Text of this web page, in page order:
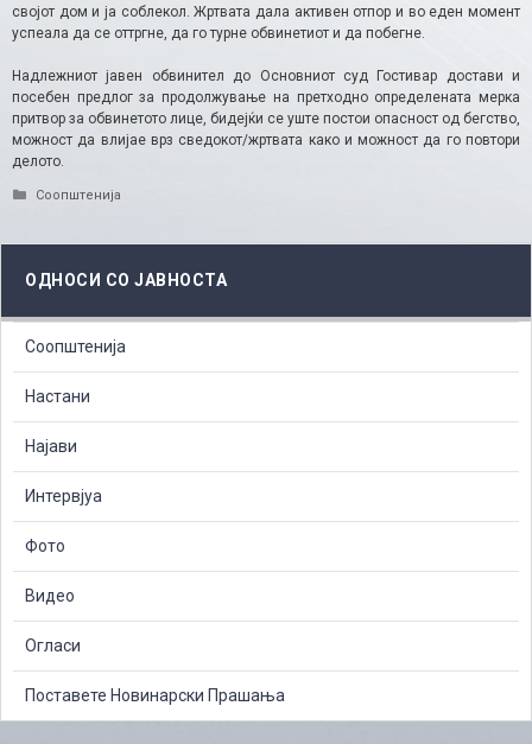
својот дом и ја соблекол. Жртвата дала активен отпор и во еден момент
успеала да се оттргне, да го турне обвинетиот и да побегне.
Надлежниот јавен обвинител до Основниот суд Гостивар достави и
посебен предлог за продолжување на претходно определената мерка
притвор за обвинетото лице, бидејќи се уште постои опасност од бегство,
можност да влијае врз сведокот/жртвата како и можност да го повтори
делото.​
Categories
Соопштенија
ОДНОСИ СО ЈАВНОСТА
Соопштенија
Настани
Најави
Интервјуа
Фото
Видео
Огласи
Поставете Новинарски Прашања